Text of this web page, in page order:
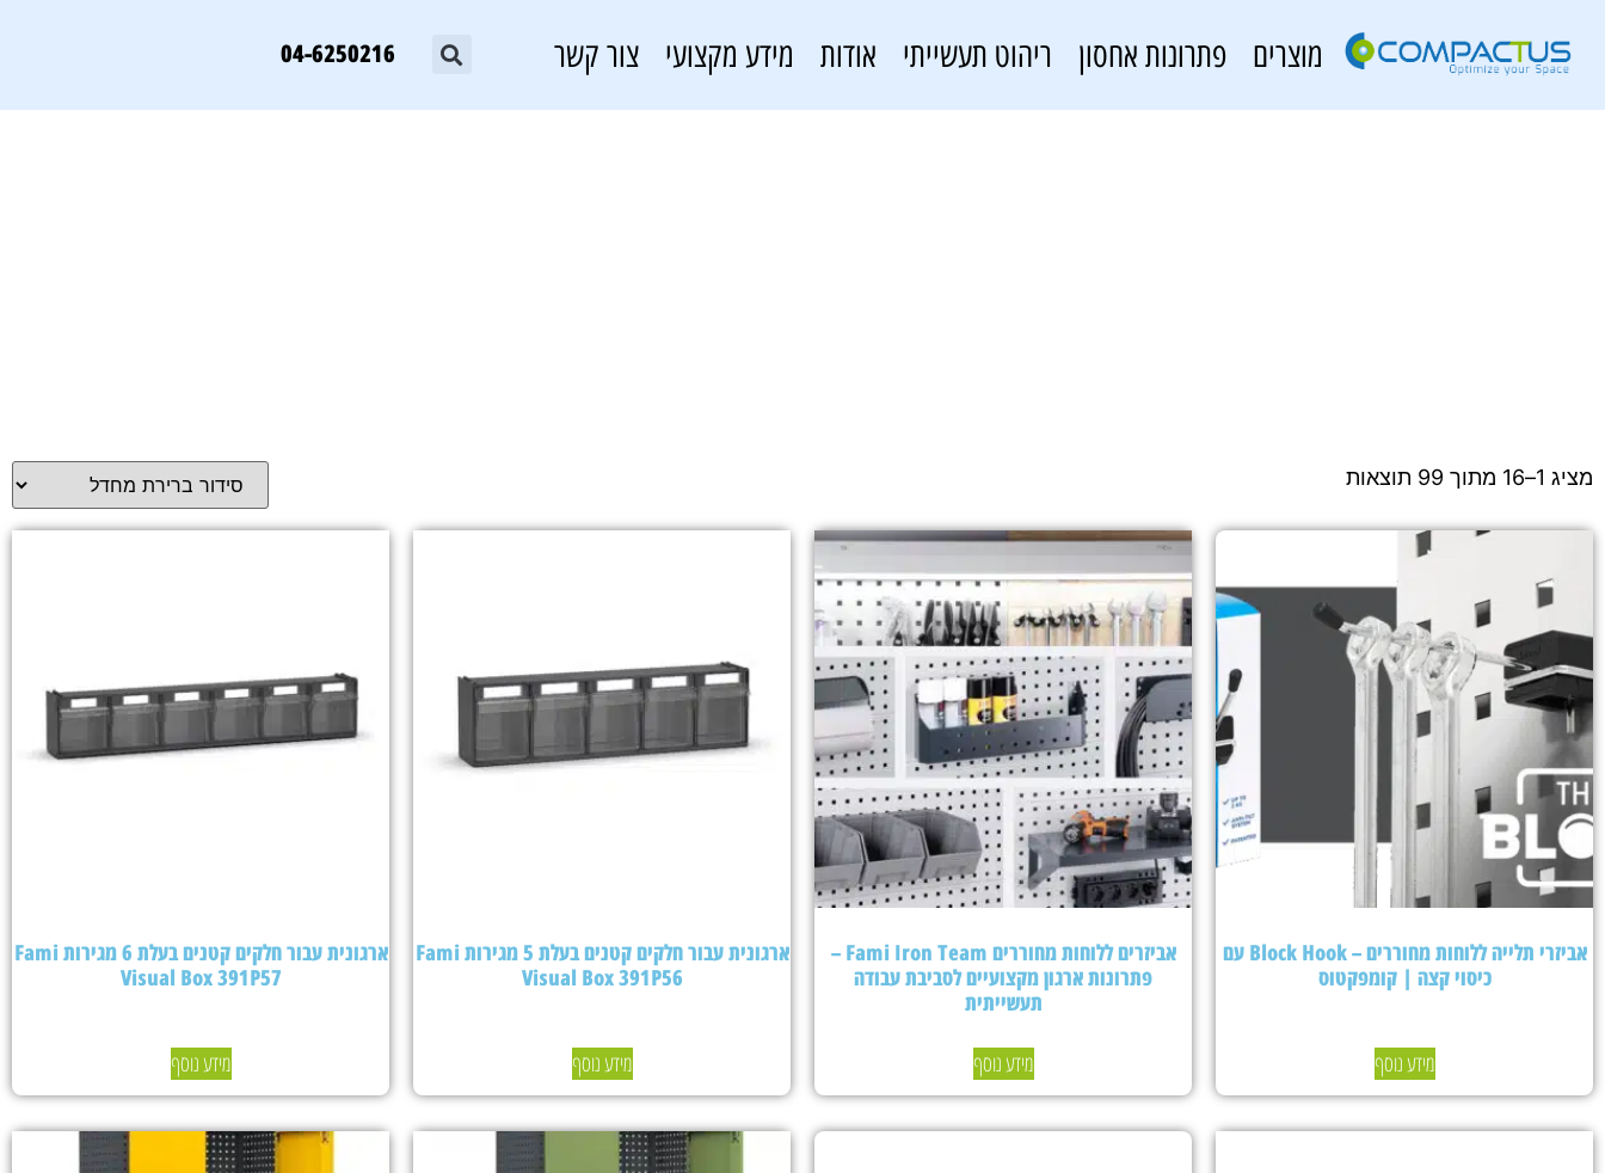
מוצרים פתרונות אחסון ריהוט תעשייתי אודות מידע מקצועי צור קשר 04-6250216
מציג 1–16 מתוך 99 תוצאות
אביזרי תלייה ללוחות מחוררים – Block Hook עם
כיסוי קצה | קומפקטוס
מידע נוסף
אביזרים ללוחות מחוררים Fami Iron Team –
פתרונות ארגון מקצועיים לסביבת עבודה
תעשייתית
מידע נוסף
ארגונית עבור חלקים קטנים בעלת 5 מגירות Fami
Visual Box 391P56
מידע נוסף
ארגונית עבור חלקים קטנים בעלת 6 מגירות Fami
Visual Box 391P57
מידע נוסף